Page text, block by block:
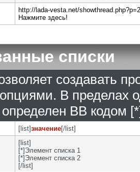
http://lada-vesta.net/
Нажмите здесь!
списки
создавать
В пределах
BB кодом
[list]значение[/list]
[list]
[*]Элемент списка 1
[*]Элемент списка 2
[/list]